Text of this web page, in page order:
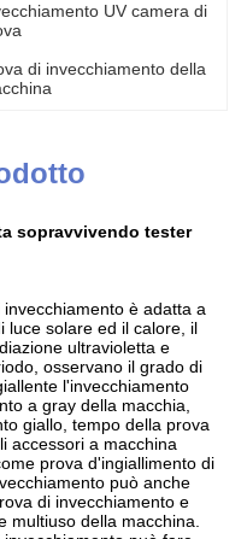
UV camera di
di invecchiamento della
sopravvivendo tester
è adatta a
luce solare ed il calore, il
ultravioletta e
osservano il grado di
l'invecchiamento
a gray della macchia,
giallo, tempo della prova
accessori a macchina
prova d'ingiallimento di
può anche
di invecchiamento e
multiuso della macchina.